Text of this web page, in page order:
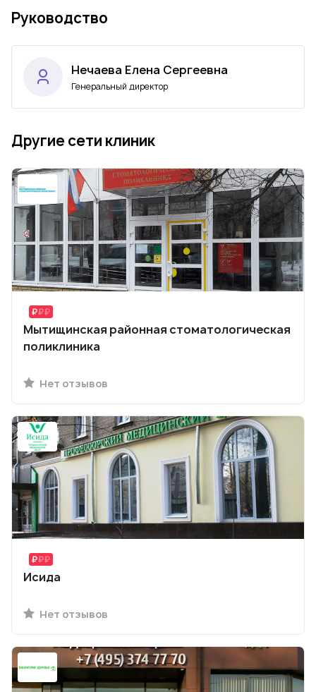
Руководство
Нечаева Елена Сергеевна
Генеральный директор
Другие сети клиник
Мытищинская районная стоматологическая
поликлиника
Нет отзывов
Исида
Нет отзывов